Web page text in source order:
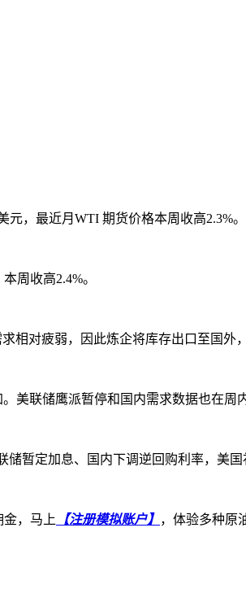
，最近月WTI 期货价格本周收高2.3%。
周收高2.4%。
对疲弱，因此炼企将库存出口至国外
联储鹰派暂停和国内需求数据也在周
定加息、国内下调逆回购利率，美国
，马上 【注册模拟账户】 ，体验多种原